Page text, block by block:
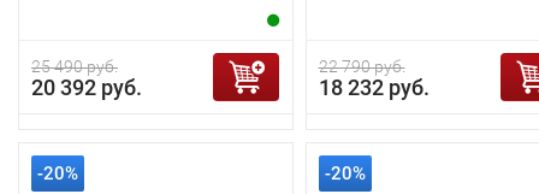
25 490 руб.
20 392 руб.
22 790 руб.
18 232 руб.
-20% -20%